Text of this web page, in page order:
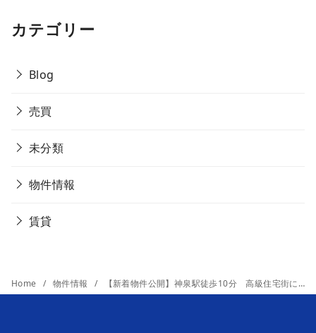
カテゴリー
Blog
売買
未分類
物件情報
賃貸
Home 物件情報 【新着物件公開】神泉駅徒歩10分 高級住宅街に位置するブランドマンション